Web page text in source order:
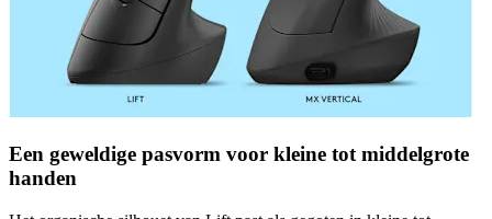
Een geweldige pasvorm voor kleine tot middelgrote
handen